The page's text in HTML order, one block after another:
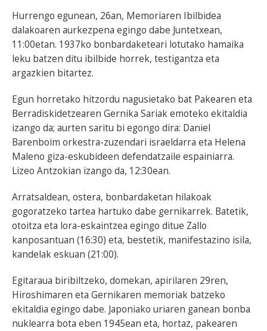
Hurrengo egunean, 26an, Memoriaren Ibilbidea
dalakoaren aurkezpena egingo dabe Juntetxean,
11:00etan. 1937ko bonbardaketeari lotutako hamaika
leku batzen ditu ibilbide horrek, testigantza eta
argazkien bitartez.
Egun horretako hitzordu nagusietako bat Pakearen eta
Berradiskidetzearen Gernika Sariak emoteko ekitaldia
izango da; aurten saritu bi egongo dira: Daniel
Barenboim orkestra-zuzendari israeldarra eta Helena
Maleno giza-eskubideen defendatzaile espainiarra.
Lizeo Antzokian izango da, 12:30ean.
Arratsaldean, ostera, bonbardaketan hilakoak
gogoratzeko tartea hartuko dabe gernikarrek. Batetik,
otoitza eta lora-eskaintzea egingo ditue Zallo
kanposantuan (16:30) eta, bestetik, manifestazino isila,
kandelak eskuan (21:00).
Egitaraua biribiltzeko, domekan, apirilaren 29ren,
Hiroshimaren eta Gernikaren memoriak batzeko
ekitaldia egingo dabe. Japoniako uriaren ganean bonba
nuklearra bota eben 1945ean eta, hortaz, pakearen